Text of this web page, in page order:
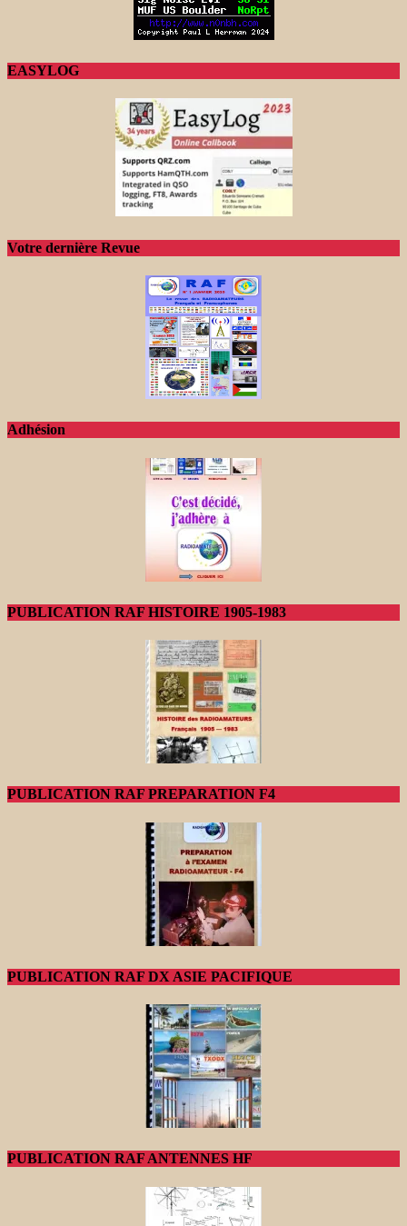
EASYLOG
Votre dernière Revue
Adhésion
PUBLICATION RAF HISTOIRE 1905-1983
PUBLICATION RAF PREPARATION F4
PUBLICATION RAF DX ASIE PACIFIQUE
PUBLICATION RAF ANTENNES HF